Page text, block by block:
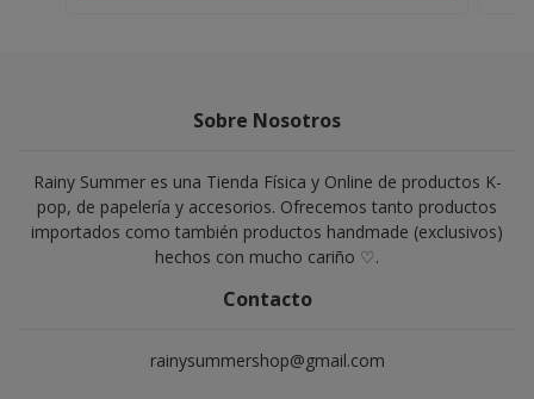
Sobre Nosotros
Rainy Summer es una Tienda Física y Online de productos K-
pop, de papelería y accesorios. Ofrecemos tanto productos
importados como también productos handmade (exclusivos)
hechos con mucho cariño ♡.
Contacto
rainysummershop@gmail.com